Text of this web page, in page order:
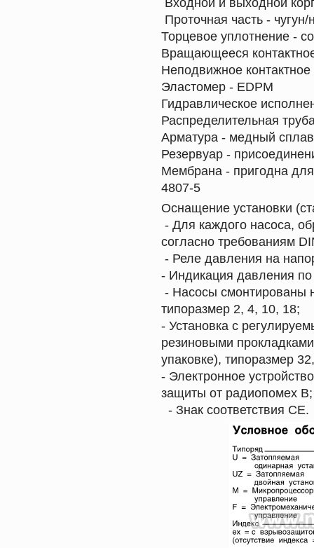
Входной и выходной
Проточная часть -
Торцевое уплотнение -
Вращающееся
Неподвижное
Эластомер - EDPM
Гидравлическое
Распределительная
Арматура - медный
Резервуар -
Мембрана - пригодна
4807-5
Оснащение установки
- Для каждого насоса,
согласно требованиям
- Реле давления на
- Индикация давления
- Насосы смонтированы
типоразмер 2, 4, 10, 18;
- Установка с
резиновыми
упаковке), типоразмер
- Электронное
защиты от радиопомех В;
- Знак соответствия СЕ.